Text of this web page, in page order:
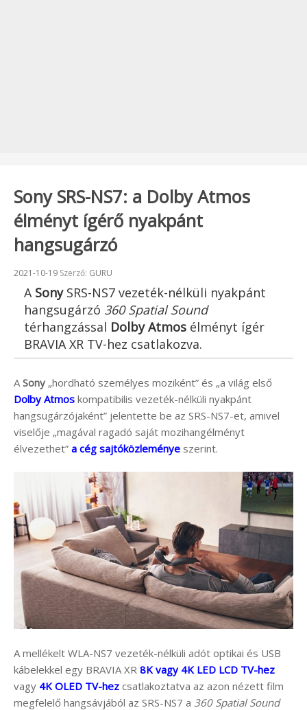
Sony SRS-NS7: a Dolby Atmos
élményt ígérő nyakpánt
hangsugárzó
Beküldve:
2021-10-19 Szerző: GURU
A Sony SRS-NS7 vezeték-nélküli nyakpánt
hangsugárzó 360 Spatial Sound
térhangzással Dolby Atmos élményt ígér
BRAVIA XR TV-hez csatlakozva.
A Sony „hordható személyes moziként” és „a világ első
Dolby Atmos kompatibilis vezeték-nélküli nyakpánt
hangsugárzójaként” jelentette be az SRS-NS7-et, amivel
viselője „magával ragadó saját mozihangélményt
élvezethet” a cég sajtóközleménye szerint.
A mellékelt WLA-NS7 vezeték-nélküli adót optikai és USB
kábelekkel egy BRAVIA XR 8K vagy 4K LED LCD TV-hez
vagy 4K OLED TV-hez csatlakoztatva az azon nézett film
megfelelő hangsávjából az SRS-NS7 a 360 Spatial Sound